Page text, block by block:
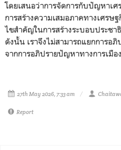
โดยเสนอว่าการจัดการกับปัญหาเศ
การสร้างความเสมอภาคทางเศรษฐ
ไขสำคัญในการสร้างระบอบประชา
ดังนั้น เราจึงไม่สามารถแยกการอภิ
จากการอภิปรายปัญหาทางการเมื
27th May 2026, 7:33 am
Report